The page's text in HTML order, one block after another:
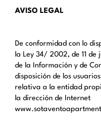
AVISO LEGAL
De conformidad con lo
la Ley 34/ 2002, de 11 de
de la Información y de
disposición de los
relativa a la entidad
la dirección de Internet